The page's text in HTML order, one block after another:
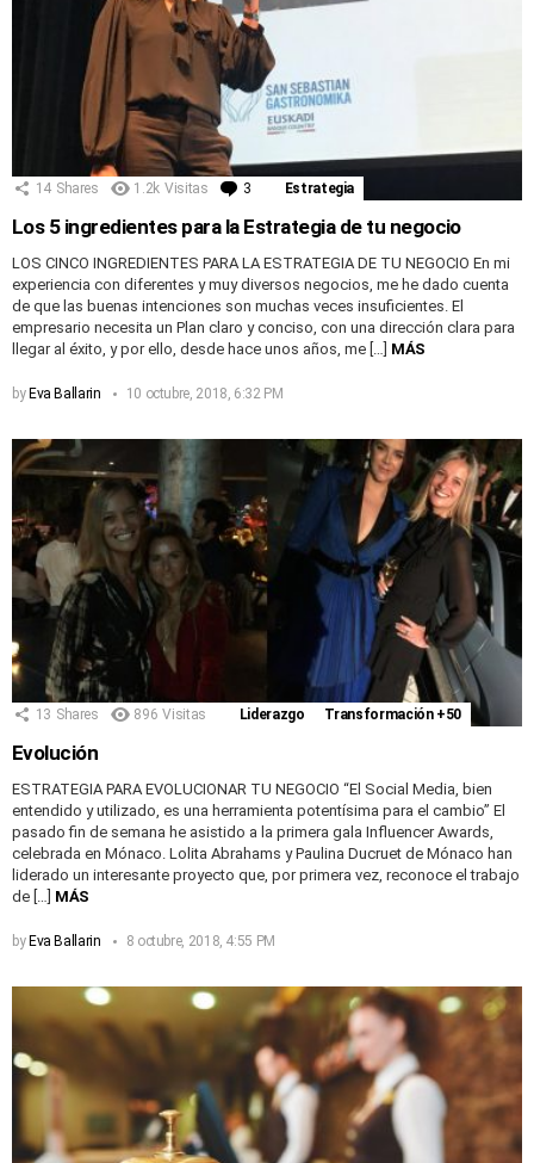
14 Shares 1.2k Visitas 3 Comentarios
Estrategia
Los 5 ingredientes para la Estrategia de tu negocio
LOS CINCO INGREDIENTES PARA LA ESTRATEGIA DE TU NEGOCIO En mi
experiencia con diferentes y muy diversos negocios, me he dado cuenta
de que las buenas intenciones son muchas veces insuficientes. El
empresario necesita un Plan claro y conciso, con una dirección clara para
llegar al éxito, y por ello, desde hace unos años, me […] MÁS
by Eva Ballarin 10 octubre, 2018, 6:32 PM
13 Shares 896 Visitas Liderazgo Transformación +50
Evolución
ESTRATEGIA PARA EVOLUCIONAR TU NEGOCIO “El Social Media, bien
entendido y utilizado, es una herramienta potentísima para el cambio” El
pasado fin de semana he asistido a la primera gala Influencer Awards,
celebrada en Mónaco. Lolita Abrahams y Paulina Ducruet de Mónaco han
liderado un interesante proyecto que, por primera vez, reconoce el trabajo
de […] MÁS
by Eva Ballarin 8 octubre, 2018, 4:55 PM